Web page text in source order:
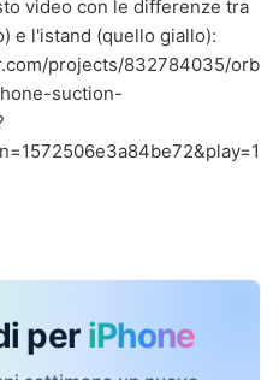
video con le differenze tra
projects/832784035/orb
suction-
per iPhone